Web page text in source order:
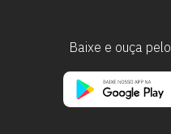
Baixe e ouça pelo